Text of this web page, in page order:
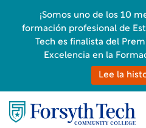
¡Somos uno de los 10
formación profesional de
Tech es finalista del
Excelencia en la
Lee la